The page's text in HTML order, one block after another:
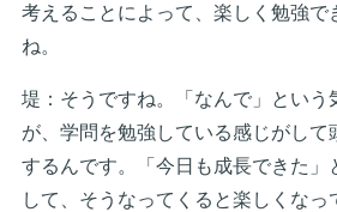
考えることによって、楽しく勉強で
ね。
堤：そうですね。「なんで」という
が、学問を勉強している感じがして
するんです。「今日も成長できた」
して、そうなってくると楽しくなっ